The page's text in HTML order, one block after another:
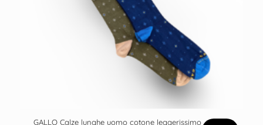
GALLO Calze lunghe uomo cotone leggerissimo